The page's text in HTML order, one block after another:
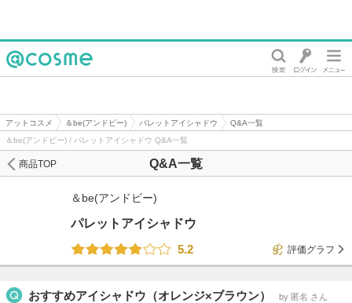
アットコスメ ＆be(アンドビー) パレットアイシャドウ
Q&A一覧
＆be(アンドビー) / パレットアイシャドウ Q&A一覧
Q&A一覧
商品TOP
＆be(アンドビー)
パレットアイシャドウ
5.2
評価グラフ
おすすめアイシャドウ（オレンジ×ブラウン） by 匿名 さん